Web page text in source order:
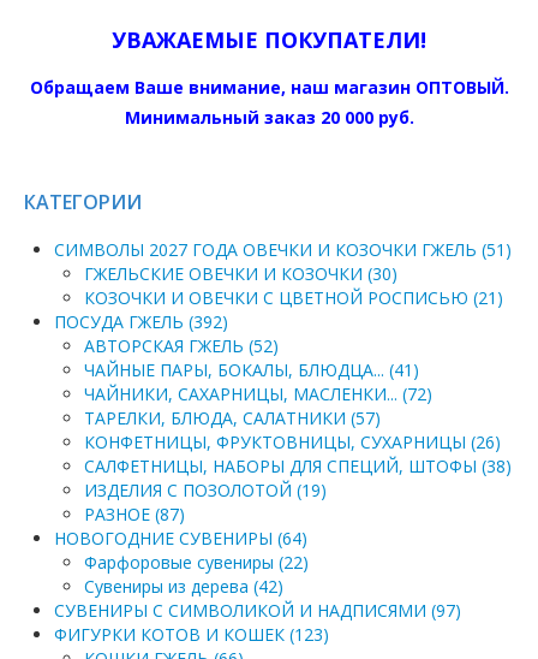
УВАЖАЕМЫЕ ПОКУПАТЕЛИ!
Обращаем Ваше внимание, наш магазин ОПТОВЫЙ.
Минимальный заказ 20 000 руб.
КАТЕГОРИИ
СИМВОЛЫ 2027 ГОДА ОВЕЧКИ И КОЗОЧКИ ГЖЕЛЬ (51)
ГЖЕЛЬСКИЕ ОВЕЧКИ И КОЗОЧКИ (30)
КОЗОЧКИ И ОВЕЧКИ С ЦВЕТНОЙ РОСПИСЬЮ (21)
ПОСУДА ГЖЕЛЬ (392)
АВТОРСКАЯ ГЖЕЛЬ (52)
ЧАЙНЫЕ ПАРЫ, БОКАЛЫ, БЛЮДЦА... (41)
ЧАЙНИКИ, САХАРНИЦЫ, МАСЛЕНКИ... (72)
ТАРЕЛКИ, БЛЮДА, САЛАТНИКИ (57)
КОНФЕТНИЦЫ, ФРУКТОВНИЦЫ, СУХАРНИЦЫ (26)
САЛФЕТНИЦЫ, НАБОРЫ ДЛЯ СПЕЦИЙ, ШТОФЫ (38)
ИЗДЕЛИЯ С ПОЗОЛОТОЙ (19)
РАЗНОЕ (87)
НОВОГОДНИЕ СУВЕНИРЫ (64)
Фарфоровые сувениры (22)
Сувениры из дерева (42)
СУВЕНИРЫ С СИМВОЛИКОЙ И НАДПИСЯМИ (97)
ФИГУРКИ КОТОВ И КОШЕК (123)